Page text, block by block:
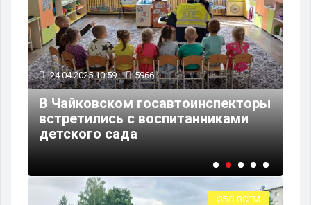
24.04.2025 10:59 5966
В Чайковском госавтоинспекторы
встретились с воспитанниками
детского сада
ОБО ВСЕМ